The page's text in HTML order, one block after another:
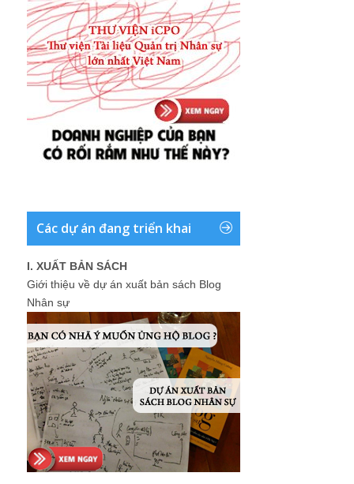
Các dự án đang triển khai
I. XUẤT BẢN SÁCH
Giới thiệu về dự án xuất bản sách Blog
Nhân sự